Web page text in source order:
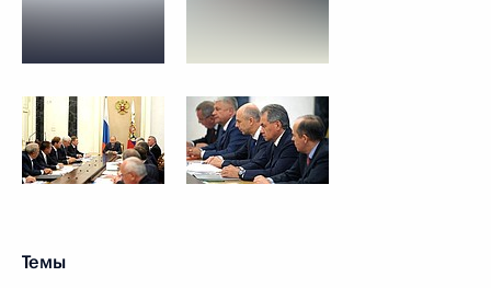
Темы